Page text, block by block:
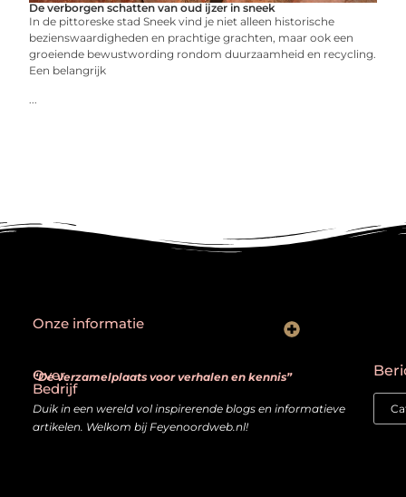
De verborgen schatten van oud ijzer in sneek
In de pittoreske stad Sneek vind je niet alleen historische
bezienswaardigheden en prachtige grachten, maar ook een
groeiende bewustwording rondom duurzaamheid en recycling.
Een belangrijk
...
Over
Bedrijf
“De verzamelplaats voor verhalen en kennis”
Duik in een wereld vol inspirerende blogs en informatieve
artikelen. Welkom bij Feyenoordweb.nl!
Onze informatie